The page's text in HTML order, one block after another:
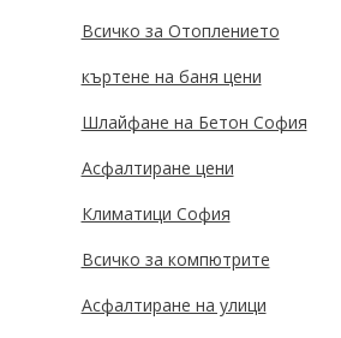
Всичко за Отоплението
къртене на баня цени
Шлайфане на Бетон София
Асфалтиране цени
Климатици София
Всичко за компютрите
Асфалтиране на улици